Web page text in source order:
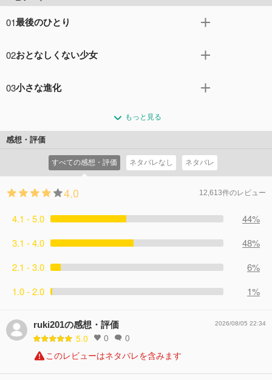
01最後のひとり
がり、石やコケ、けがを負い死んだ白いオオカミへと姿を
少年が暮らす小さな家にたどりつく。集落でたったひと
は、オオカミとともに旅に出ることを決意する。
02おとなしくない少女
き続けた。森の大地ニナンナに到着するが、突然何者かに
こと」を夢見る少女マーチが、家族や友人とともに穏やか
な暮らしを送っていた。ところがある日、隣国ヤノメの役
人ハヤセが祈祷師ピオランとともに村に現れて…。
コメント21件拍手28回
03小さな進化
た。少年の姿をしているものの、人間らしい意識は持た
ず、食事や会話もままならないフシに対して、マーチはま
て、フシの心に変化が起こっていく。儀式から逃げたマー
チをあきらめられないハヤセは、その後を必死に追う。
コメント25件 拍手27回
もっと見る
感想・評価
すべての感想・評価 ネタバレなし ネタバレ
4.0 12,613件のレビュー
4.1 - 5.0
44%
3.1 - 4.0
48%
2.1 - 3.0
6%
1.0 - 2.0
1%
ruki201の感想・評価
5.0 0 0
2026/08/05 22:34
このレビューはネタバレを含みます